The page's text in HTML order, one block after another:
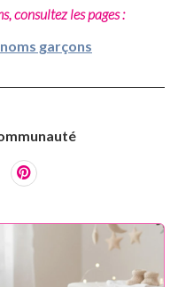
consultez les pages :
garçons